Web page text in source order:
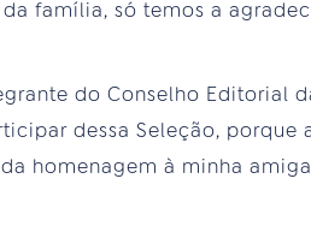
família, só temos a
do Conselho Editorial
dessa Seleção, porque
homenagem à minha